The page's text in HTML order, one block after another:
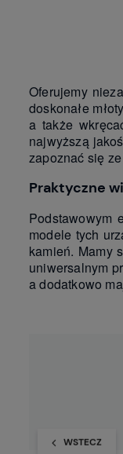
Oferujemy
doskonałe
a także
najwyższą
zapoznać się
Praktyczne
Podstawowym
modele tych
kamień. Mamy
uniwersalnym
a dodatkowo
WSTECZ